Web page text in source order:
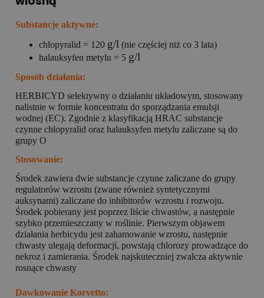
Substancje aktywne:
chlopyralid = 120 g/l (nie częściej niż co 3 lata)
halauksyfen metylu = 5 g/l
Sposób działania:
HERBICYD selektywny o działaniu układowym, stosowany
nalistnie w formie koncentratu do sporządzania emulsji
wodnej (EC). Zgodnie z klasyfikacją HRAC substancje
czynne chlopyralid oraz halauksyfen metylu zaliczane są do
grupy O
Stosowanie:
Środek zawiera dwie substancje czynne zaliczane do grupy
regulatorów wzrostu (zwane również syntetycznymi
auksynami) zaliczane do inhibitorów wzrostu i rozwoju.
Środek pobierany jest poprzez liście chwastów, a następnie
szybko przemieszczany w roślinie. Pierwszym objawem
działania herbicydu jest zahamowanie wzrostu, następnie
chwasty ulegają deformacji, powstają chlorozy prowadzące do
nekroz i zamierania. Środek najskuteczniej zwalcza aktywnie
rosnące chwasty
Dawkowanie Korvetto: